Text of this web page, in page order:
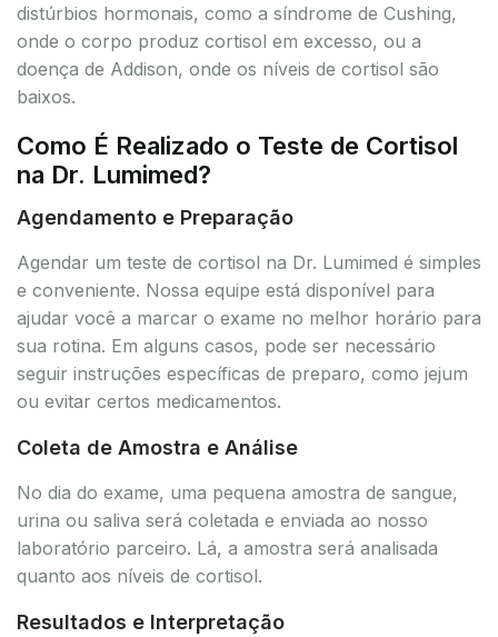
distúrbios hormonais, como a síndrome de Cushing,
onde o corpo produz cortisol em excesso, ou a
doença de Addison, onde os níveis de cortisol são
baixos.
Como É Realizado o Teste de Cortisol
na Dr. Lumimed?
Agendamento e Preparação
Agendar um teste de cortisol na Dr. Lumimed é simples
e conveniente. Nossa equipe está disponível para
ajudar você a marcar o exame no melhor horário para
sua rotina. Em alguns casos, pode ser necessário
seguir instruções específicas de preparo, como jejum
ou evitar certos medicamentos.
Coleta de Amostra e Análise
No dia do exame, uma pequena amostra de sangue,
urina ou saliva será coletada e enviada ao nosso
laboratório parceiro. Lá, a amostra será analisada
quanto aos níveis de cortisol.
Resultados e Interpretação